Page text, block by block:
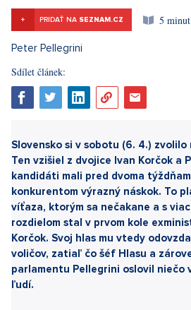
+ PRIDAŤ NA SEZNAM.CZ 5 minut
Sdílet článek: